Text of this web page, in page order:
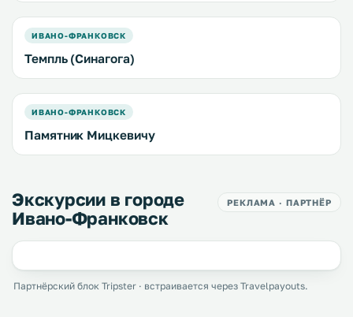
ИВАНО-ФРАНКОВСК
Темпль (Синагога)
ИВАНО-ФРАНКОВСК
Памятник Мицкевичу
Экскурсии в городе
Ивано-Франковск
РЕКЛАМА · ПАРТНЁР
Партнёрский блок Tripster · встраивается через Travelpayouts.